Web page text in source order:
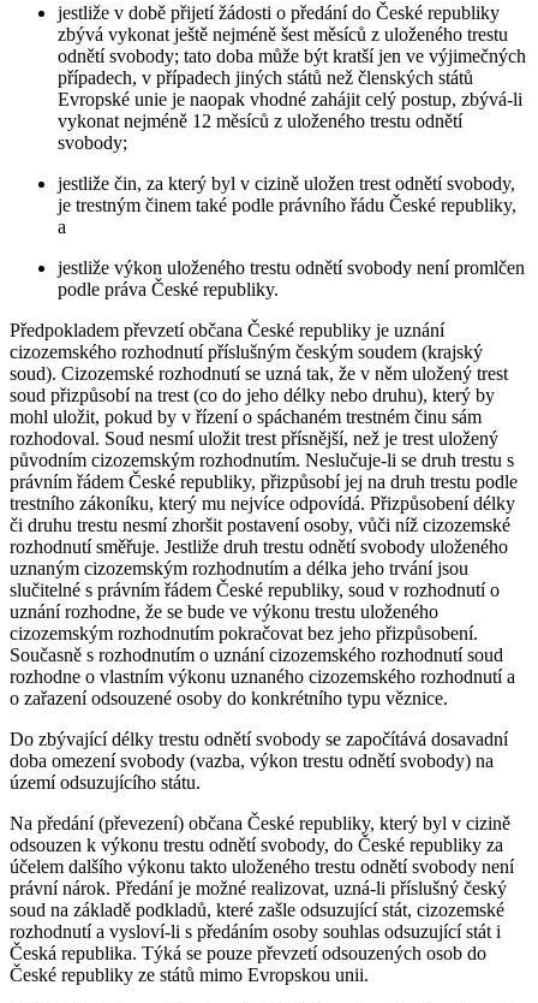
jestliže v době přijetí žádosti o předání do České republiky
zbývá vykonat ještě nejméně šest měsíců z uloženého trestu
odnětí svobody; tato doba může být kratší jen ve výjimečných
případech, v případech jiných států než členských států
Evropské unie je naopak vhodné zahájit celý postup, zbývá-li
vykonat nejméně 12 měsíců z uloženého trestu odnětí
svobody;
jestliže čin, za který byl v cizině uložen trest odnětí svobody,
je trestným činem také podle právního řádu České republiky,
a
jestliže výkon uloženého trestu odnětí svobody není promlčen
podle práva České republiky.
Předpokladem převzetí občana České republiky je uznání
cizozemského rozhodnutí příslušným českým soudem (krajský
soud). Cizozemské rozhodnutí se uzná tak, že v něm uložený trest
soud přizpůsobí na trest (co do jeho délky nebo druhu), který by
mohl uložit, pokud by v řízení o spáchaném trestném činu sám
rozhodoval. Soud nesmí uložit trest přísnější, než je trest uložený
původním cizozemským rozhodnutím. Neslučuje-li se druh trestu s
právním řádem České republiky, přizpůsobí jej na druh trestu podle
trestního zákoníku, který mu nejvíce odpovídá. Přizpůsobení délky
či druhu trestu nesmí zhoršit postavení osoby, vůči níž cizozemské
rozhodnutí směřuje. Jestliže druh trestu odnětí svobody uloženého
uznaným cizozemským rozhodnutím a délka jeho trvání jsou
slučitelné s právním řádem České republiky, soud v rozhodnutí o
uznání rozhodne, že se bude ve výkonu trestu uloženého
cizozemským rozhodnutím pokračovat bez jeho přizpůsobení.
Současně s rozhodnutím o uznání cizozemského rozhodnutí soud
rozhodne o vlastním výkonu uznaného cizozemského rozhodnutí a
o zařazení odsouzené osoby do konkrétního typu věznice.
Do zbývající délky trestu odnětí svobody se započítává dosavadní
doba omezení svobody (vazba, výkon trestu odnětí svobody) na
území odsuzujícího státu.
Na předání (převezení) občana České republiky, který byl v cizině
odsouzen k výkonu trestu odnětí svobody, do České republiky za
účelem dalšího výkonu takto uloženého trestu odnětí svobody není
právní nárok. Předání je možné realizovat, uzná-li příslušný český
soud na základě podkladů, které zašle odsuzující stát, cizozemské
rozhodnutí a vysloví-li s předáním osoby souhlas odsuzující stát i
Česká republika. Týká se pouze převzetí odsouzených osob do
České republiky ze států mimo Evropskou unii.